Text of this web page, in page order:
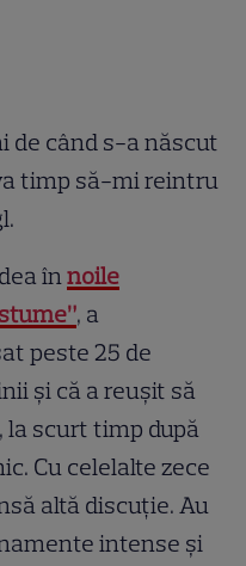
de când s-a născut
timp să-mi reintru
înnoile
, a
peste 25 de
și că a reușit să
la scurt timp după
Cu celelalte zece
altă discuție. Au
intense și